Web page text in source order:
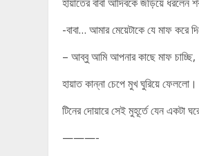
-বাবা… আমার মেয়েটাকে যে মাফ
– আব্বু আমি আপনার কাছে মাফ
হায়াত কান্না চেপে মুখ ঘুরিয়ে
টিনের দোয়ারে সেই মুহূর্তে যেন
———-